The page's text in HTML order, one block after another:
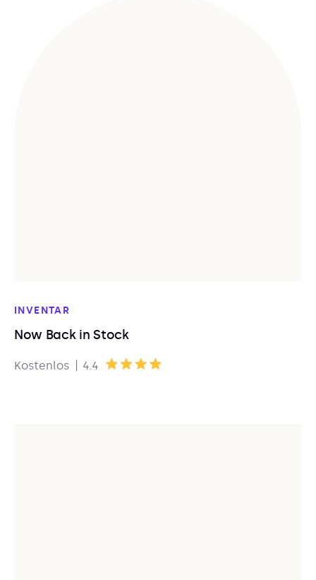
INVENTAR
Now Back in Stock
Kostenlos | 4.4